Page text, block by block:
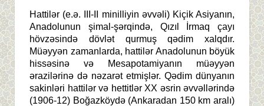
Hattilər (e.ə. III-II minilliyin əvvəli) Kiçik Asiyanın,
Anadolunun şimal-şərqində, Qızıl İrmaq çayı
hövzəsində dövlət qurmuş qədim xalqdır.
Müəyyən zamanlarda, hattilər Anadolunun böyük
hissəsinə və Mesapotamiyanın müəyyən
ərazilərinə də nəzarət etmişlər. Qədim dünyanın
sakinləri hattilər və hettitlər XX əsrin əvvəllərində
(1906-12) Boğazköydə (Ankaradan 150 km aralı)